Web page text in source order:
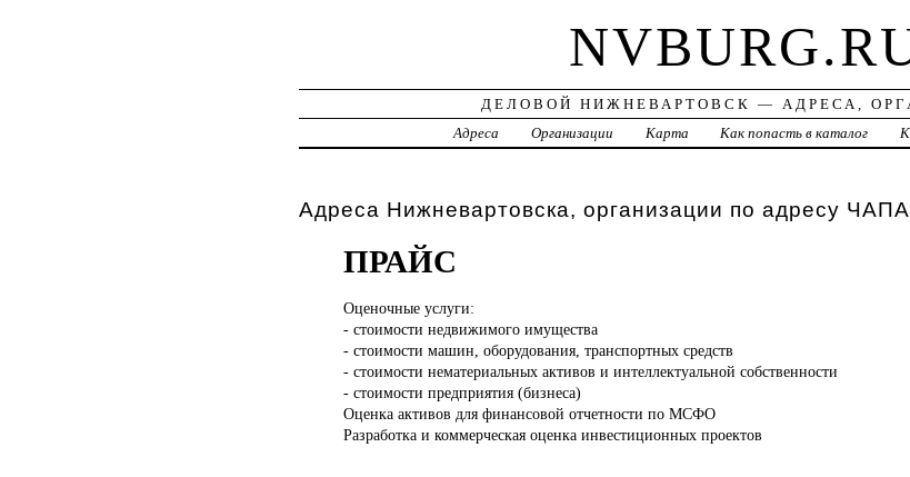
ДЕЛОВОЙ НИЖНЕВАРТОВСК — АДРЕСА,
Адреса
Организации Карта Как попасть в каталог
Адреса Нижневартовска, организации по адресу
ПРАЙС
Оценочные услуги:
- стоимости недвижимого имущества
- стоимости машин, оборудования, транспортных средств
- стоимости нематериальных активов и интеллектуальной собственности
- стоимости предприятия (бизнеса)
Оценка активов для финансовой отчетности по МСФО
Разработка и коммерческая оценка инвестиционных проектов